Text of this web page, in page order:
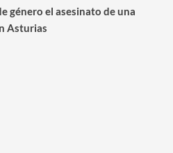
género el asesinato de una
Asturias